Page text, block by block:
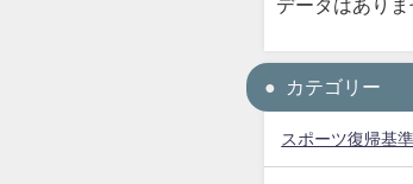
データはありま
カテゴリー
スポーツ復帰基準